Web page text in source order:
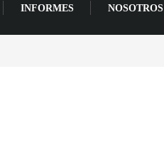
INFORMES NOSOTROS